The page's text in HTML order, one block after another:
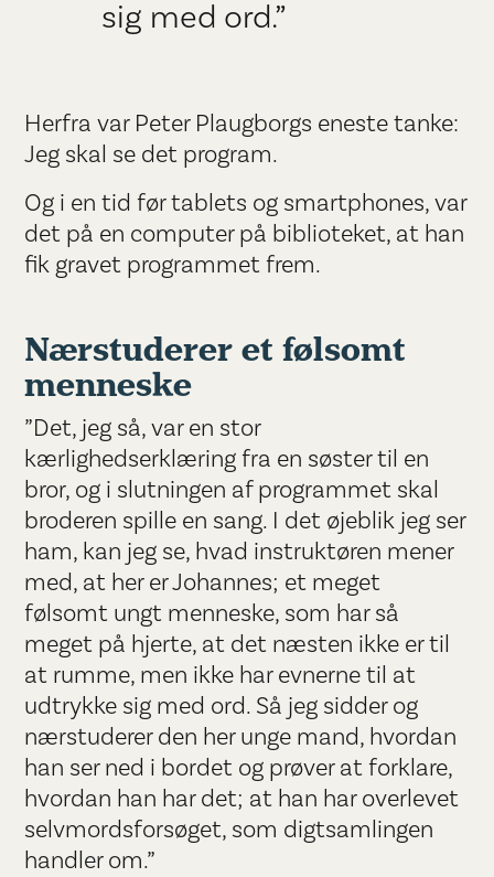
sig med ord.”
Herfra var Peter Plaugborgs eneste tanke:
Jeg skal se det program.
Og i en tid før tablets og smartphones, var
det på en computer på biblioteket, at han
fik gravet programmet frem.
Nærstuderer et følsomt
menneske
”Det, jeg så, var en stor
kærlighedserklæring fra en søster til en
bror, og i slutningen af programmet skal
broderen spille en sang. I det øjeblik jeg ser
ham, kan jeg se, hvad instruktøren mener
med, at her er Johannes; et meget
følsomt ungt menneske, som har så
meget på hjerte, at det næsten ikke er til
at rumme, men ikke har evnerne til at
udtrykke sig med ord. Så jeg sidder og
nærstuderer den her unge mand, hvordan
han ser ned i bordet og prøver at forklare,
hvordan han har det; at han har overlevet
selvmordsforsøget, som digtsamlingen
handler om.”